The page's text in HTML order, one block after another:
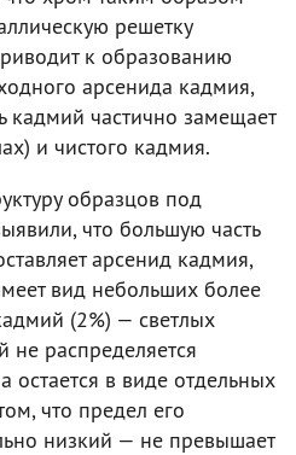
решетку
к образованию
арсенида кадмия,
кадмий частично замещает
и чистого кадмия.
образцов под
что большую часть
арсенид кадмия,
вид небольших более
(2%) — светлых
не распределяется
остается в виде отдельных
что предел его
низкий — не превышает